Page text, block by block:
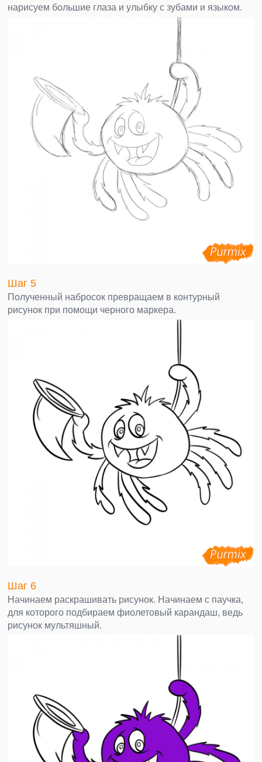
нарисуем большие глаза и улыбку с зубами и языком.
Шаг 5
Полученный набросок превращаем в контурный
рисунок при помощи черного маркера.
Шаг 6
Начинаем раскрашивать рисунок. Начинаем с паучка,
для которого подбираем фиолетовый карандаш, ведь
рисунок мультяшный.